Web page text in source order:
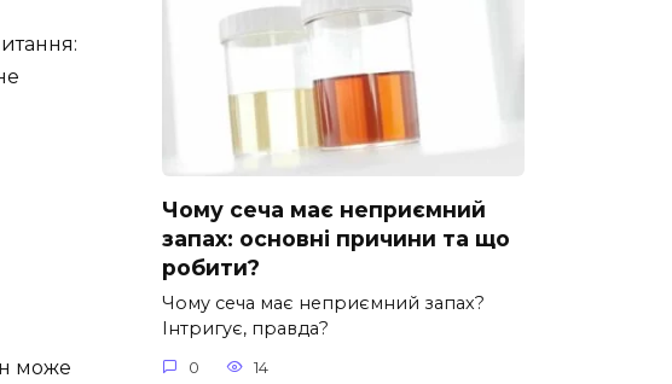
може
Чому сеча має неприємний
запах: основні причини та що
робити?
Чому сеча має неприємний запах?
Інтригує, правда?
0 14